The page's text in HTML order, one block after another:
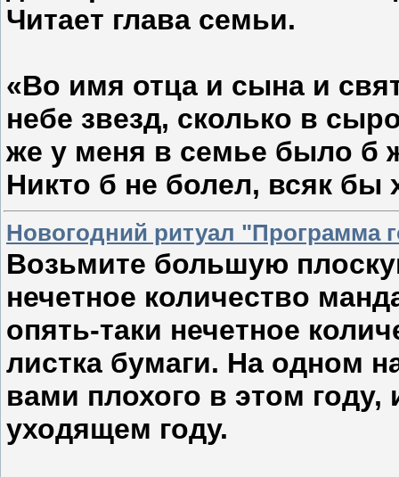
Читает глава семьи.
«Во имя отца и сына и
небе звезд, сколько в
же у меня в семье было б
Никто б не болел, всяк
Новогодний ритуал "Программа
Возьмите большую
нечетное количество
опять-таки нечетное
листка бумаги. На одном
вами плохого в этом
уходящем году.